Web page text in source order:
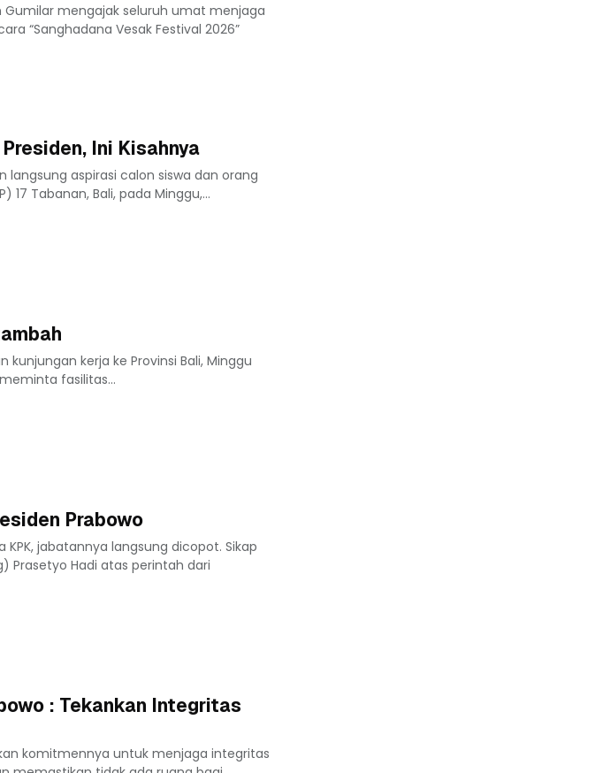
Gumilar mengajak seluruh umat menjaga
“Sanghadana Vesak Festival 2026”
Ini Kisahnya
langsung aspirasi calon siswa dan orang
17 Tabanan, Bali, pada Minggu,...
kunjungan kerja ke Provinsi Bali, Minggu
fasilitas...
Prabowo
KPK, jabatannya langsung dicopot. Sikap
Prasetyo Hadi atas perintah dari
: Tekankan Integritas
komitmennya untuk menjaga integritas